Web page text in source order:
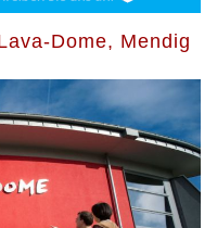
Dome, Mendig